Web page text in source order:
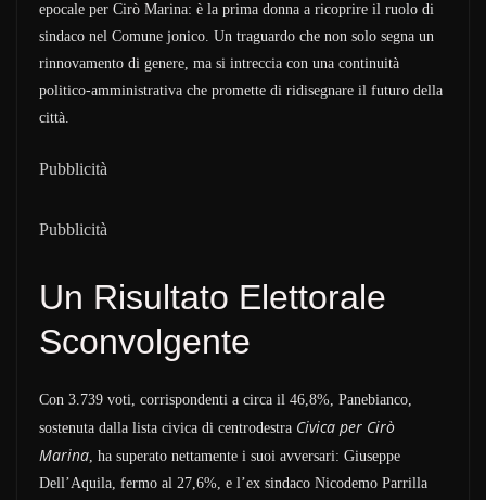
epocale per Cirò Marina: è la prima donna a ricoprire il ruolo di
sindaco nel Comune jonico. Un traguardo che non solo segna un
rinnovamento di genere, ma si intreccia con una continuità
politico-amministrativa che promette di ridisegnare il futuro della
città.
Pubblicità
Pubblicità
Un Risultato Elettorale
Sconvolgente
Con 3.739 voti, corrispondenti a circa il 46,8%, Panebianco,
sostenuta dalla lista civica di centrodestra Civica per Cirò
Marina , ha superato nettamente i suoi avversari: Giuseppe
Dell’Aquila, fermo al 27,6%, e l’ex sindaco Nicodemo Parrilla